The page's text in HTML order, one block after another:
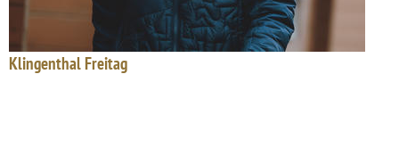
Klingenthal Freitag